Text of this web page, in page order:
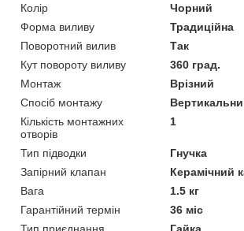
Колір
Чорний
Форма виливу
Традиційна
Поворотний вилив
Так
Кут повороту виливу
360 град.
Монтаж
Врізний
Спосіб монтажу
Кількість монтажних
отворів
1
Тип підводки
Гнучка
Запірний клапан
Керамічний
Вага
1.5 кг
Гарантійний термін
36 міс
Тип приєднання
Гайка